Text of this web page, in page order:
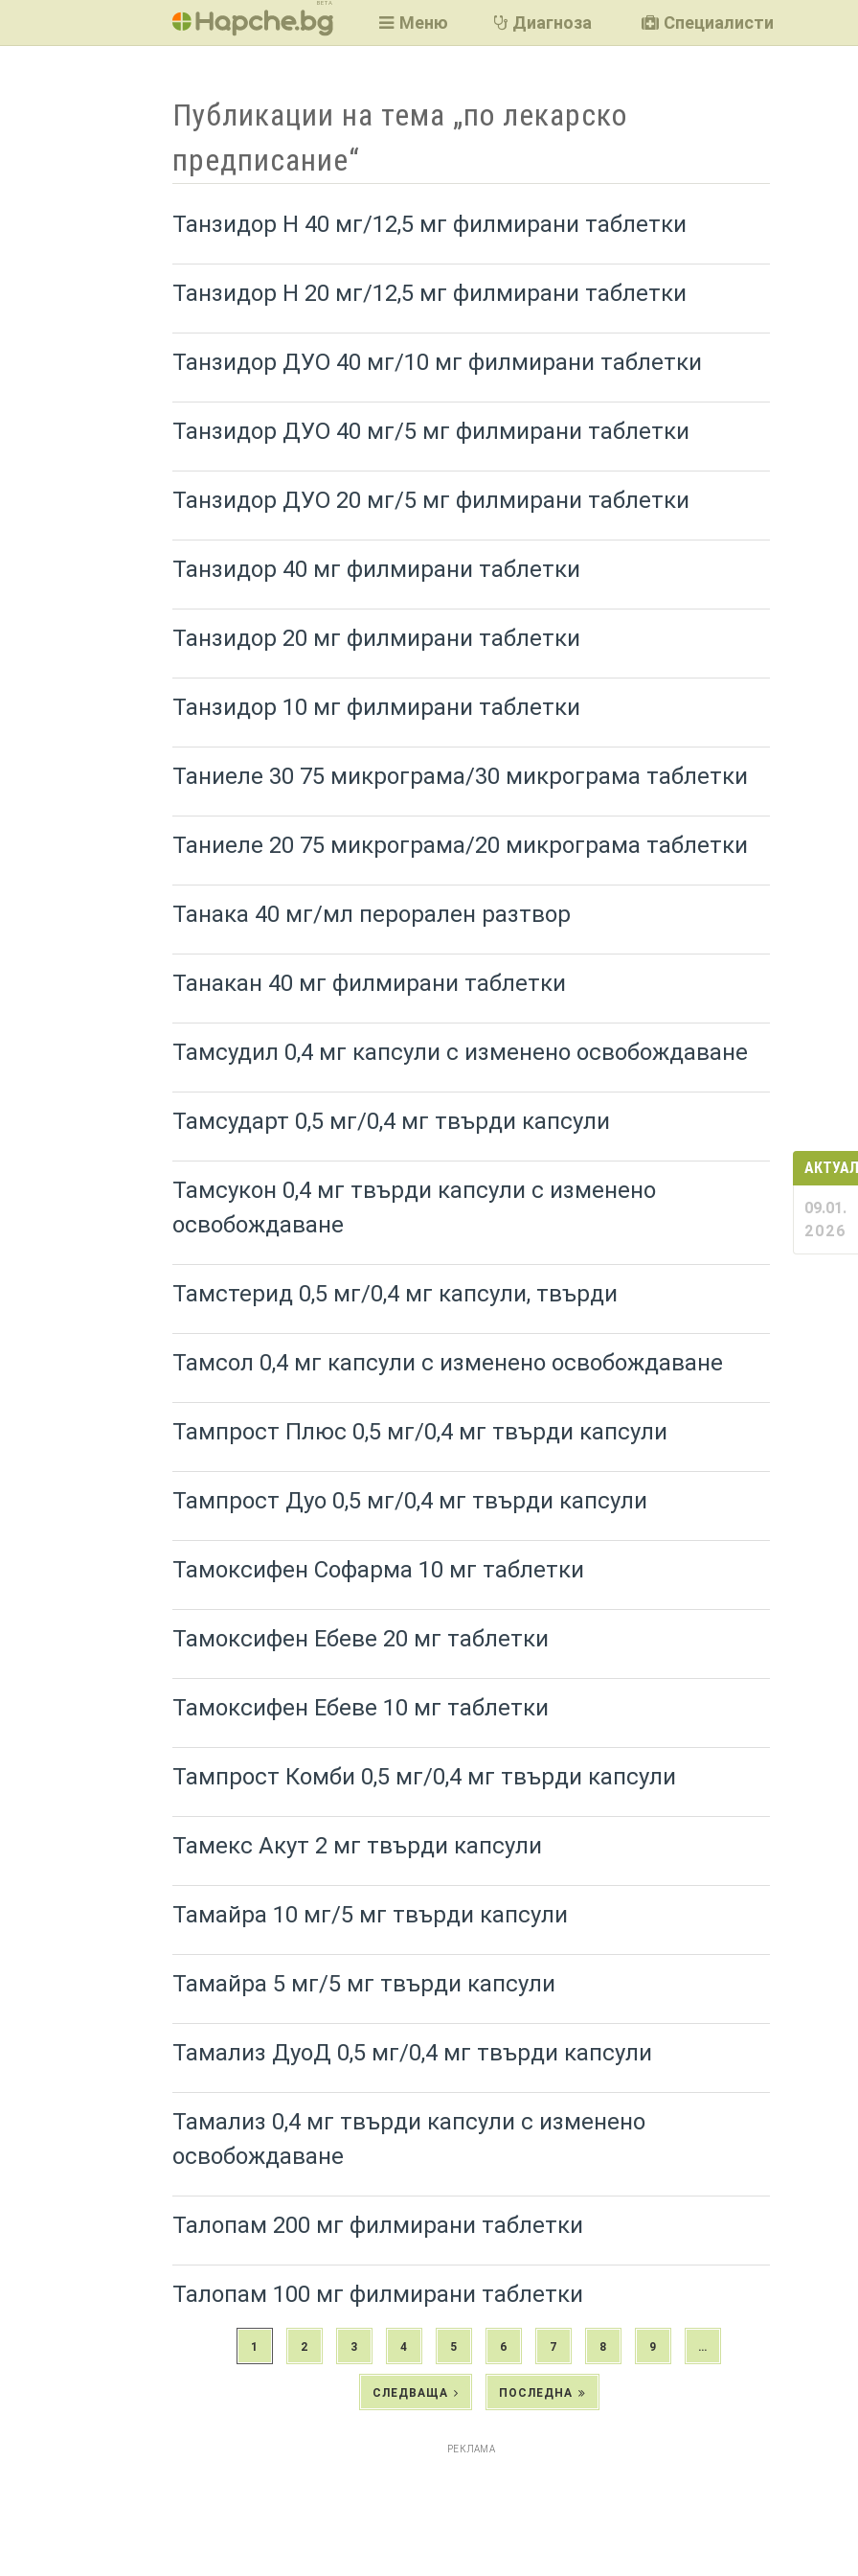
BETA
Меню Диагноза Специалисти
Публикации на тема „по лекарско
предписание“
Танзидор H 40 мг/12,5 мг филмирани таблетки
Танзидор H 20 мг/12,5 мг филмирани таблетки
Танзидор ДУО 40 мг/10 мг филмирани таблетки
Танзидор ДУО 40 мг/5 мг филмирани таблетки
Танзидор ДУО 20 мг/5 мг филмирани таблетки
Танзидор 40 мг филмирани таблетки
Танзидор 20 мг филмирани таблетки
Танзидор 10 мг филмирани таблетки
Таниеле 30 75 микрограма/30 микрограма таблетки
Таниеле 20 75 микрограма/20 микрограма таблетки
Танака 40 мг/мл перорален разтвор
Танакан 40 мг филмирани таблетки
Тамсудил 0,4 мг капсули с изменено освобождаване
Тамсударт 0,5 мг/0,4 мг твърди капсули
Тамсукон 0,4 мг твърди капсули с изменено
освобождаване
Тамстерид 0,5 мг/0,4 мг капсули, твърди
Тамсол 0,4 мг капсули с изменено освобождаване
Тампрост Плюс 0,5 мг/0,4 мг твърди капсули
Тампрост Дуо 0,5 мг/0,4 мг твърди капсули
Тамоксифен Софарма 10 мг таблетки
Тамоксифен Ебеве 20 мг таблетки
Тамоксифен Ебеве 10 мг таблетки
Тампрост Комби 0,5 мг/0,4 мг твърди капсули
Тамекс Акут 2 мг твърди капсули
Тамайра 10 мг/5 мг твърди капсули
Тамайра 5 мг/5 мг твърди капсули
Тамализ ДуоД 0,5 мг/0,4 мг твърди капсули
Тамализ 0,4 мг твърди капсули с изменено
освобождаване
Талопам 200 мг филмирани таблетки
Талопам 100 мг филмирани таблетки
1 2 3 4 5 6 7 8 9 …
СЛЕДВАЩА ПОСЛЕДНА
РЕКЛАМА
09.01.
2026